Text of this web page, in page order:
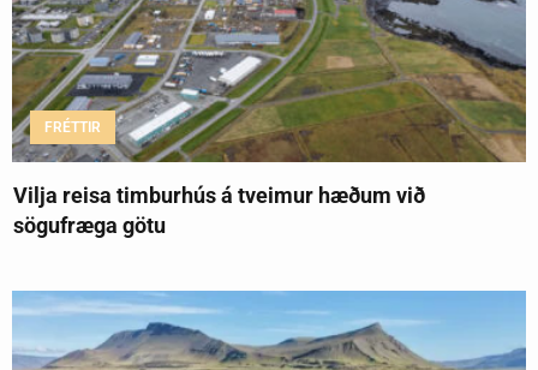
FRÉTTIR
Vilja reisa timburhús á tveimur hæðum við
sögufræga götu